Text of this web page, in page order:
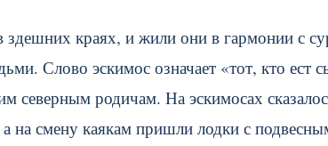
краях, и жили они в гармонии с
Слово эскимос означает «тот, кто ест
северным родичам. На эскимосах
на смену каякам пришли лодки с